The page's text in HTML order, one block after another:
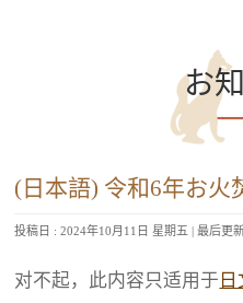
お
(日本語) 令和6年お火
投稿日 : 2024年10月11日 星期五 最后更
对不起，此内容只适用于